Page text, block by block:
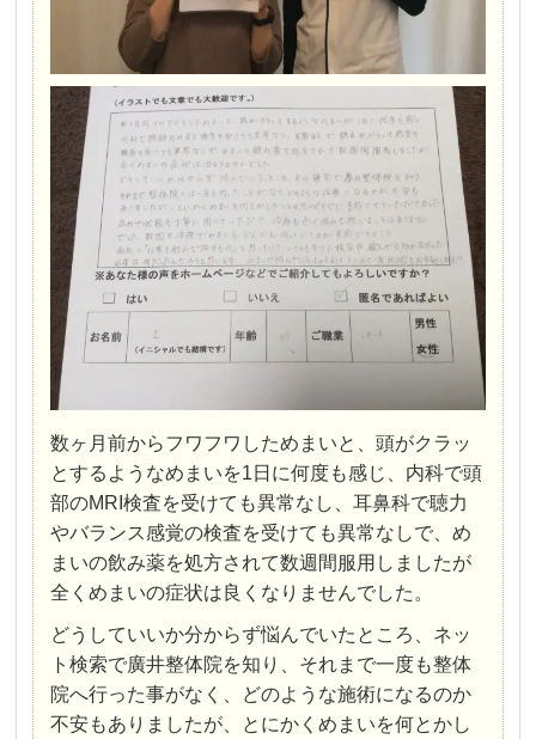
数ヶ月前からフワフワしためまいと、頭がクラッ
とするようなめまいを1日に何度も感じ、内科で頭
部のMRI検査を受けても異常なし、耳鼻科で聴力
やバランス感覚の検査を受けても異常なしで、め
まいの飲み薬を処方されて数週間服用しましたが
全くめまいの症状は良くなりませんでした。
どうしていいか分からず悩んでいたところ、ネッ
ト検索で廣井整体院を知り、それまで一度も整体
院へ行った事がなく、どのような施術になるのか
不安もありましたが、とにかくめまいを何とかし